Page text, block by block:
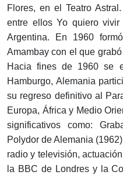
Flores, en el Teatro
entre ellos Yo quiero vivir
Argentina. En 1960
Amambay con el que
Hacia fines de 1960 se
Hamburgo, Alemania
su regreso definitivo al
Europa, África y Medio
significativos como:
Polydor de Alemania
radio y televisión,
la BBC de Londres y la